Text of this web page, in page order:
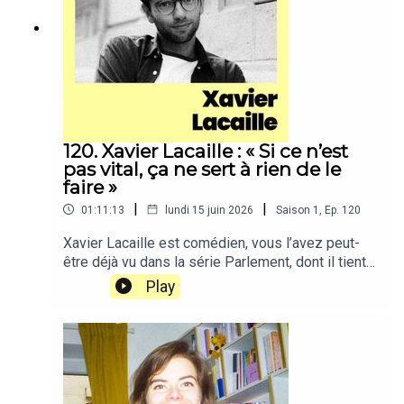
120. Xavier Lacaille : « Si ce n’est
pas vital, ça ne sert à rien de le
faire »
01:11:13 | lundi 15 juin 2026 | Saison 1 Ep. 120
Xavier Lacaille est comédien, vous l’avez peut-
être déjà vu dans la série Parlement, dont il tient
le premier rôle, dans la très chouette comédie Bis
Repetita avec Louise Bourgoin ou sur scène dans
super). Côté scénario, il a notamment co-écrit des
séries comme Miskina de Melha Bedia et Validé
de Franck Gastambide.Ensemble, on a parlé de
: comment cloisonner son cerveau quand on a
Play